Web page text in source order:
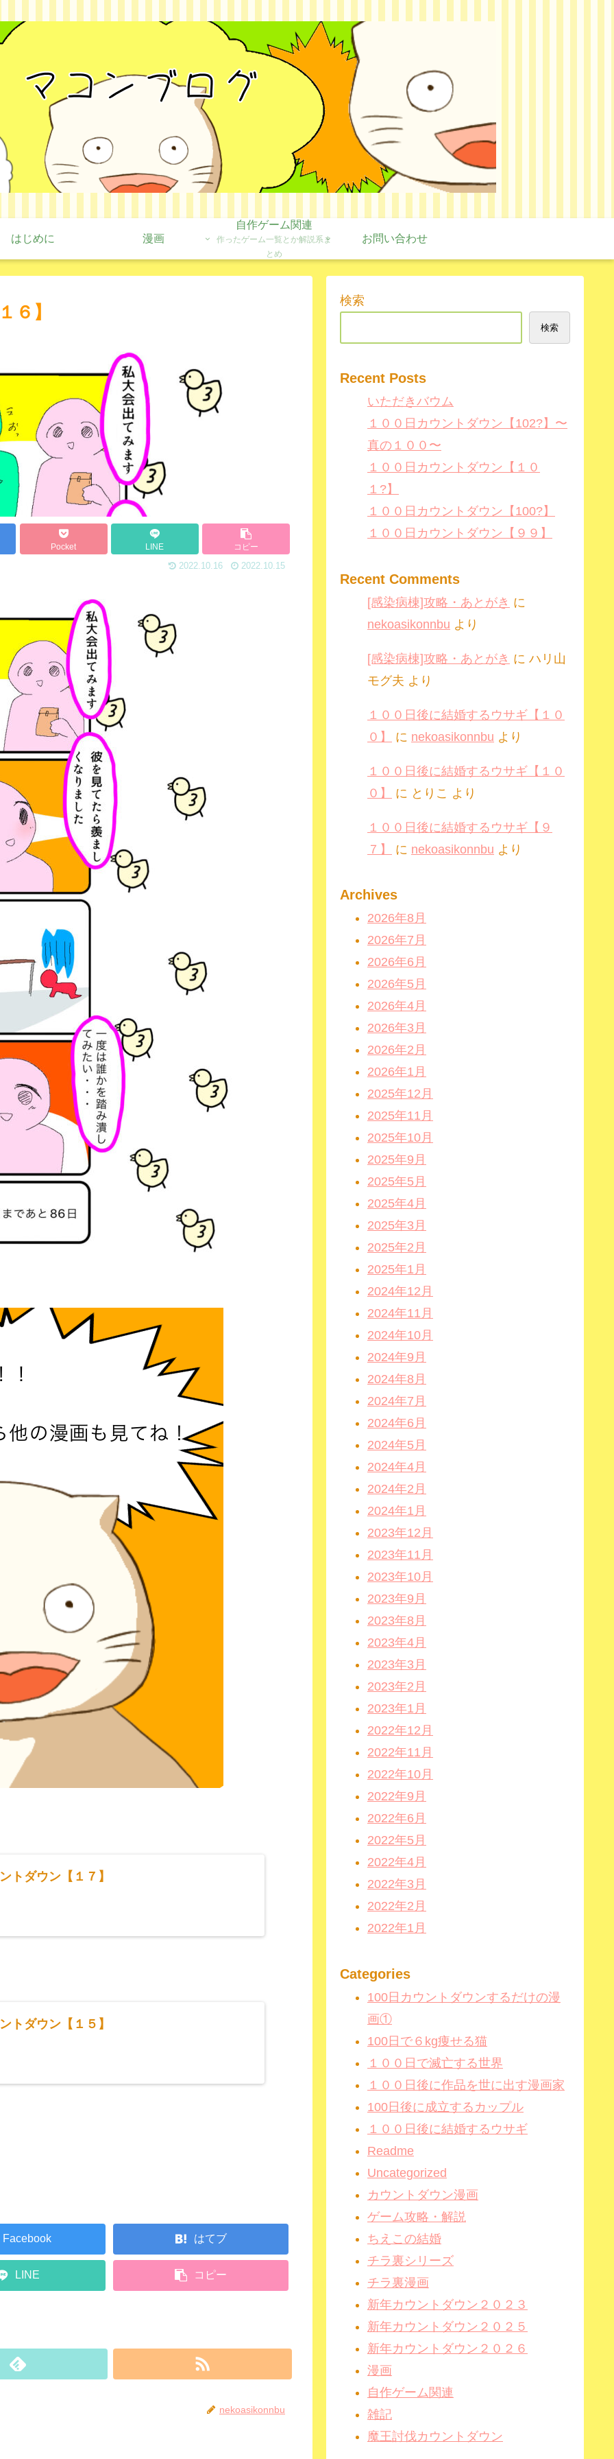
はじめに 漫画
自作ゲーム関連
作ったゲーム一覧とか解説系ま
とめ
お問い合わせ
６】
Pocket LINE コピー
2022.10.16 2022.10.15
トダウン【１７】
トダウン【１５】
Facebook はてブ
LINE コピー
nekoasikonnbu
検索
検索
Recent Posts
いただきバウム
１００日カウントダウン【102?】〜
真の１００〜
１００日カウントダウン【１０
１?】
１００日カウントダウン【100?】
１００日カウントダウン【９９】
Recent Comments
[感染病棟]攻略・あとがき に
nekoasikonnbu より
[感染病棟]攻略・あとがき に ハリ山
モグ夫 より
１００日後に結婚するウサギ【１０
０】
に nekoasikonnbu より
１００日後に結婚するウサギ【１０
０】
に とりこ より
１００日後に結婚するウサギ【９
７】
に nekoasikonnbu より
Archives
2026年8月
2026年7月
2026年6月
2026年5月
2026年4月
2026年3月
2026年2月
2026年1月
2025年12月
2025年11月
2025年10月
2025年9月
2025年5月
2025年4月
2025年3月
2025年2月
2025年1月
2024年12月
2024年11月
2024年10月
2024年9月
2024年8月
2024年7月
2024年6月
2024年5月
2024年4月
2024年2月
2024年1月
2023年12月
2023年11月
2023年10月
2023年9月
2023年8月
2023年4月
2023年3月
2023年2月
2023年1月
2022年12月
2022年11月
2022年10月
2022年9月
2022年6月
2022年5月
2022年4月
2022年3月
2022年2月
2022年1月
Categories
100日カウントダウンするだけの漫
画①
100日で６kg痩せる猫
１００日で滅亡する世界
１００日後に作品を世に出す漫画家
100日後に成立するカップル
１００日後に結婚するウサギ
Readme
Uncategorized
カウントダウン漫画
ゲーム攻略・解説
ちえこの結婚
チラ裏シリーズ
チラ裏漫画
新年カウントダウン２０２３
新年カウントダウン２０２５
新年カウントダウン２０２６
漫画
自作ゲーム関連
雑記
魔王討伐カウントダウン